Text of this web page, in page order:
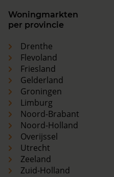
Woningmarkten
per provincie
Drenthe
Flevoland
Friesland
Gelderland
Groningen
Limburg
Noord-Brabant
Noord-Holland
Overijssel
Utrecht
Zeeland
Zuid-Holland